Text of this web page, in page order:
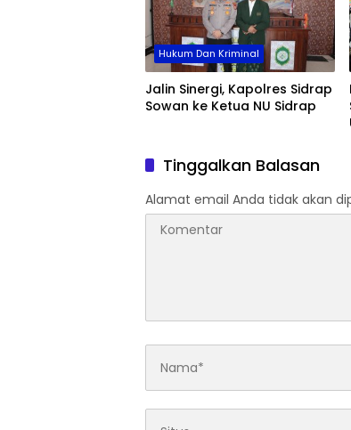
Hukum Dan Kriminal
Jalin Sinergi, Kapolres Sidrap
Sowan ke Ketua NU Sidrap
Tinggalkan Balasan
Alamat email Anda tidak akan